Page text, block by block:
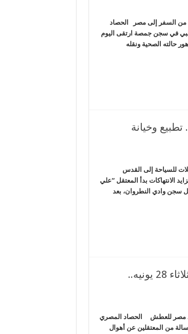
بريطانيا تحذر سياحها من السفر إلى مصر الحصاد
في سجن جمصة ارتقى اليوم
حالته الصحية ونقله
المعتقلين.. الثلاثاء 12 يوليو. . تطبيع وخيانة
وخيانة السيسي تسهيلات للسياحة إلى القدس
الانتهاكات بدأ المعتقل “علي
سجن وادي النطروان، بعد
قائد الانقلاب يبدأ تحقيق حلم “هرتزل” في مياه النيل.. الثلاثاء 28 يونيه..
النيل.. الثلاثاء 28 يونيه.. السيسي يقود مصر للعطش الحصاد المصري
من المعتقلين عن أهوال